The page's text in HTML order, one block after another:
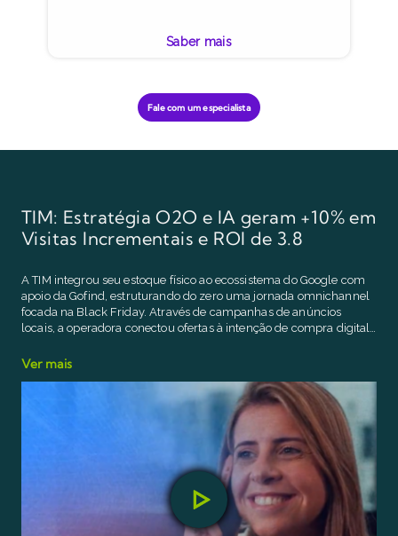
Saber mais
Fale com um especialista
TIM: Estratégia O2O e IA geram +10% em
Visitas Incrementais e ROI de 3.8
A TIM integrou seu estoque físico ao ecossistema do Google com
apoio da Gofind, estruturando do zero uma jornada omnichannel
focada na Black Friday. Através de campanhas de anúncios
locais, a operadora conectou ofertas à intenção de compra digital,
físicas. A estratégia provou-se altamente rentável, alcançando um
Ver mais